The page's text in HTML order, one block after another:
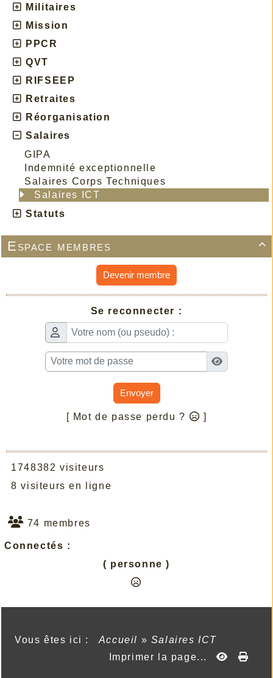
Militaires
Mission
PPCR
QVT
RIFSEEP
Retraites
Réorganisation
Salaires
GIPA
Indemnité exceptionnelle
Salaires Corps Techniques
Salaires ICT
Statuts

Espace membres
Devenir membre
Se reconnecter :
Envoyer
[ Mot de passe perdu ? ]
1748382 visiteurs
8 visiteurs en ligne
74 membres
Connectés :
( personne )
Vous êtes ici : Accueil » Salaires ICT
Imprimer la page...